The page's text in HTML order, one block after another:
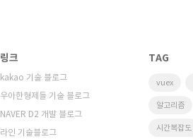
링크
kakao 기술 블로그
우아한형제들 기술 블로그
NAVER D2 개발 블로그
라인 기술블로그
TAG
vuex
알고리즘
시간복잡도